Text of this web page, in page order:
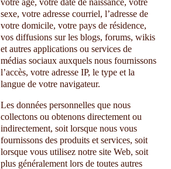
votre âge, votre date de naissance, votre
sexe, votre adresse courriel, l’adresse de
votre domicile, votre pays de résidence,
vos diffusions sur les blogs, forums, wikis
et autres applications ou services de
médias sociaux auxquels nous fournissons
l’accès, votre adresse IP, le type et la
langue de votre navigateur.
Les données personnelles que nous
collectons ou obtenons directement ou
indirectement, soit lorsque nous vous
fournissons des produits et services, soit
lorsque vous utilisez notre site Web, soit
plus généralement lors de toutes autres